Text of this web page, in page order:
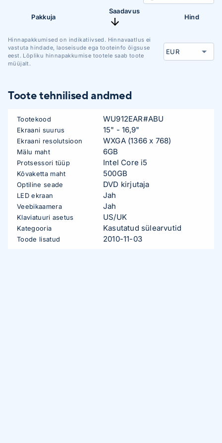
Pakkuja
Saadavus
Hind
Hinnapakkumised on indikatiivsed. Hinnavaatlus ei
vastuta hindade, laoseisude ega tooteinfo õigsuse
eest. Lõpliku hinnapakkumise tootele saab toote
müüjalt.
Toote tehnilised andmed
Tootekood WU912EAR#ABU
Ekraani suurus 15" - 16,9"
Ekraani resolutsioon WXGA (1366 x 768)
Mälu maht 6GB
Protsessori tüüp Intel Core i5
Kõvaketta maht 500GB
Optiline seade DVD kirjutaja
LED ekraan Jah
Veebikaamera Jah
Klaviatuuri asetus US/UK
Kategooria Kasutatud sülearvutid
Toode lisatud 2010-11-03